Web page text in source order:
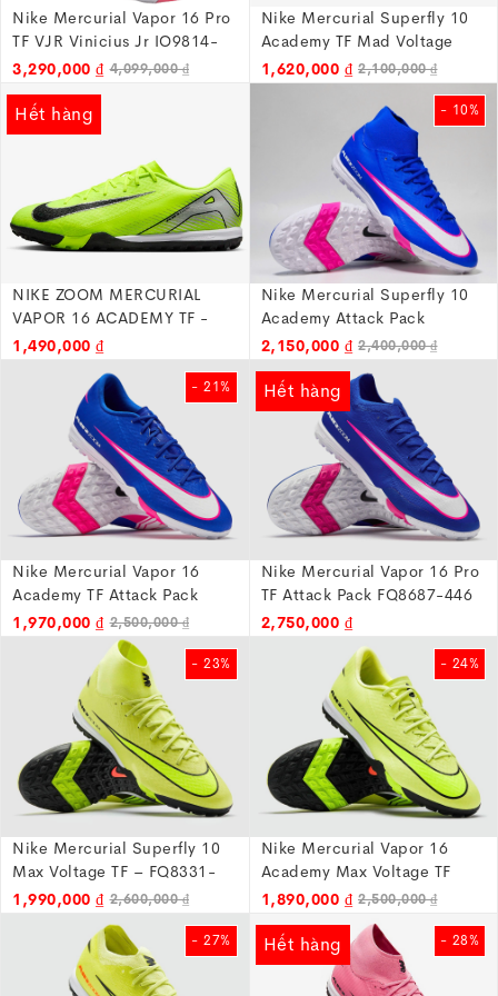
Nike Mercurial Vapor 16 Pro
TF VJR Vinicius Jr IO9814-
640 - Hồng
3,290,000 ₫ 4,099,000 ₫
Nike Mercurial Superfly 10
Academy TF Mad Voltage
Pack FQ8331-700
1,620,000 ₫ 2,100,000 ₫
NIKE ZOOM MERCURIAL
VAPOR 16 ACADEMY TF -
FQ8449-700
1,490,000 ₫
Hết hàng - 10%
Nike Mercurial Superfly 10
Academy Attack Pack
FQ8331-446
2,150,000 ₫ 2,400,000 ₫
- 21%
Nike Mercurial Vapor 16
Academy TF Attack Pack
FQ8449-446
1,970,000 ₫ 2,500,000 ₫
Nike Mercurial Vapor 16 Pro
TF Attack Pack FQ8687-446
2,750,000 ₫
Hết hàng
- 23%
Nike Mercurial Superfly 10
Max Voltage TF – FQ8331-
300
1,990,000 ₫ 2,600,000 ₫
- 24%
Nike Mercurial Vapor 16
Academy Max Voltage TF
FQ8449-300
1,890,000 ₫ 2,500,000 ₫
- 27% - 28%
Hết hàng